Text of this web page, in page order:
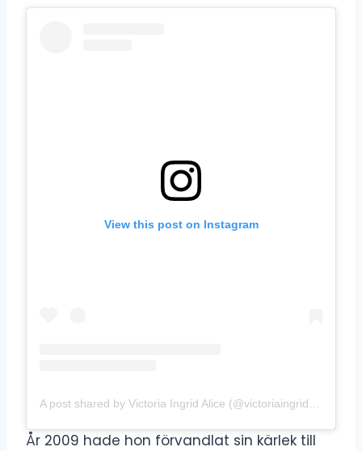
View this post on Instagram
År 2009 hade hon förvandlat sin kärlek till